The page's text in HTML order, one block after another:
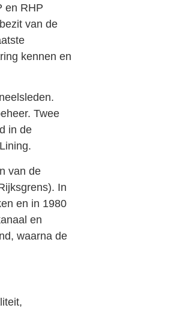
en RHP
van de
kennen en
Twee
in de
van de
In
en in 1980
en
waarna de